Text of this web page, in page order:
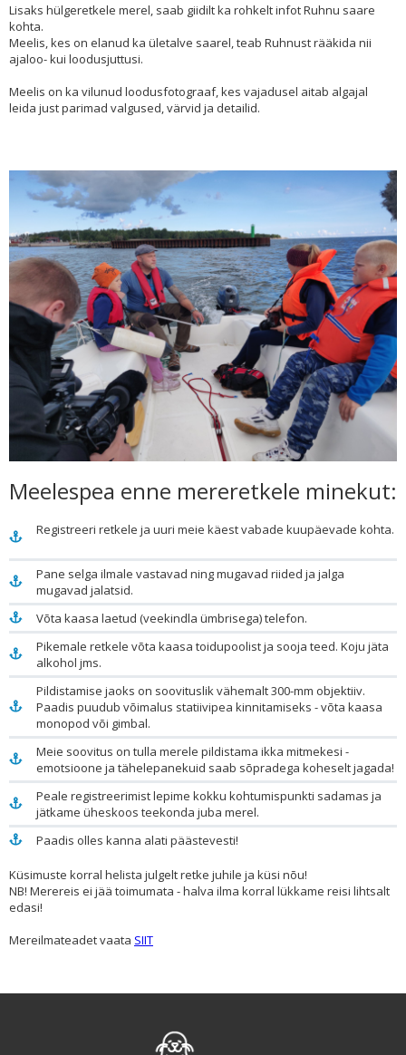
Lisaks hülgeretkele merel, saab giidilt ka rohkelt infot Ruhnu saare
kohta.
Meelis, kes on elanud ka ületalve saarel, teab Ruhnust rääkida nii
ajaloo- kui loodusjuttusi.
Meelis on ka vilunud loodusfotograaf, kes vajadusel aitab algajal
leida just parimad valgused, värvid ja detailid.
Meelespea enne mereretkele minekut:
Registreeri retkele ja uuri meie käest vabade kuupäevade kohta.
Pane selga ilmale vastavad ning mugavad riided ja jalga
mugavad jalatsid.
Võta kaasa laetud (veekindla ümbrisega) telefon.
Pikemale retkele võta kaasa toidupoolist ja sooja teed. Koju jäta
alkohol jms.
Pildistamise jaoks on soovituslik vähemalt 300-mm objektiiv.
Paadis puudub võimalus statiivipea kinnitamiseks - võta kaasa
monopod või gimbal.
Meie soovitus on tulla merele pildistama ikka mitmekesi -
emotsioone ja tähelepanekuid saab sõpradega koheselt jagada!
Peale registreerimist lepime kokku kohtumispunkti sadamas ja
jätkame üheskoos teekonda juba merel.
Paadis olles kanna alati päästevesti!
Küsimuste korral helista julgelt retke juhile ja küsi nõu!
NB! Merereis ei jää toimumata - halva ilma korral lükkame reisi lihtsalt
edasi!
Mereilmateadet vaata SIIT